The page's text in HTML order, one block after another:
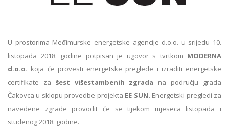
U prostorima Međimurske energetske agencije d.o.o. u srijedu 10.
listopada 2018. godine potpisan je ugovor s tvrtkom MODERNA
d.o.o. koja će provesti energetske preglede i izraditi energetske
certifikate za šest višestambenih zgrada na području grada
Čakovca u sklopu provedbe projekta EE SUN. Energetski pregledi za
navedene zgrade provodit će se tijekom mjeseca listopada i
studenog 2018. godine.